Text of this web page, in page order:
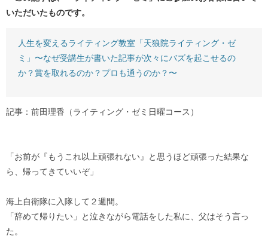
いただいたものです。
人生を変えるライティング教室「天狼院ライティング・ゼ
ミ」〜なぜ受講生が書いた記事が次々にバズを起こせるの
か？賞を取れるのか？プロも通うのか？〜
記事：前田理香（ライティング・ゼミ日曜コース）
「お前が『もうこれ以上頑張れない』と思うほど頑張った結果な
ら、帰ってきていいぞ」
海上自衛隊に入隊して２週間。
「辞めて帰りたい」と泣きながら電話をした私に、父はそう言っ
た。